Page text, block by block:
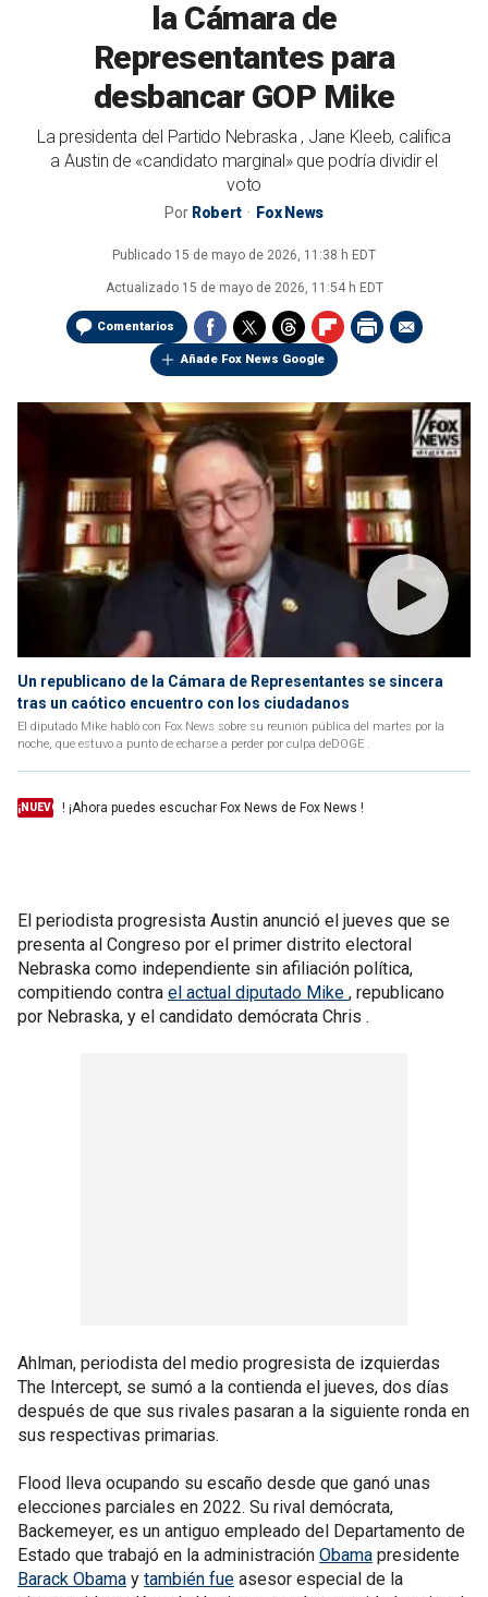
la Cámara de
Representantes para
desbancar GOP Mike
La presidenta del Partido Nebraska , Jane Kleeb, califica
a Austin de «candidato marginal» que podría dividir el
voto
Por Robert Fox News
Publicado 15 de mayo de 2026, 11:38 h EDT
Actualizado 15 de mayo de 2026, 11:54 h EDT
Comentarios
Añade Fox News Google
Un republicano de la Cámara de Representantes se sincera
tras un caótico encuentro con los ciudadanos
El diputado Mike habló con Fox News sobre su reunión pública del martes por la
noche, que estuvo a punto de echarse a perder por culpa deDOGE .
¡NUEVO ! ¡Ahora puedes escuchar Fox News de Fox News !
El periodista progresista Austin anunció el jueves que se
presenta al Congreso por el primer distrito electoral
Nebraska como independiente sin afiliación política,
compitiendo contra el actual diputado Mike , republicano
por Nebraska, y el candidato demócrata Chris .
Ahlman, periodista del medio progresista de izquierdas
The Intercept, se sumó a la contienda el jueves, dos días
después de que sus rivales pasaran a la siguiente ronda en
sus respectivas primarias.
Flood lleva ocupando su escaño desde que ganó unas
elecciones parciales en 2022. Su rival demócrata,
Backemeyer, es un antiguo empleado del Departamento de
Estado que trabajó en la administración Obama presidente
Barack Obama y también fue asesor especial de la